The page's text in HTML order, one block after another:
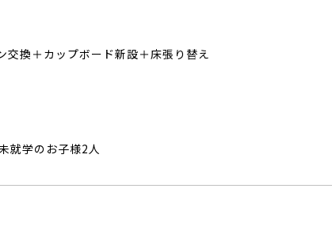
交換＋カップボード新設＋床張り替え
就学のお子様2人